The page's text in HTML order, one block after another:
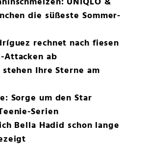
die süßeste Sommer-
rechnet nach fiesen
Attacken ab
stehen Ihre Sterne am
Sorge um den Star
Serien
Bella Hadid schon lange